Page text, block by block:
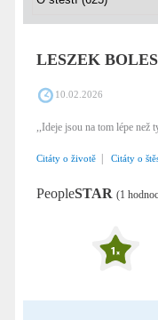
LESZEK
10.02.2026
,,Ideje jsou na tom lépe
Citáty o životě | Citáty o
PeopleSTAR (1